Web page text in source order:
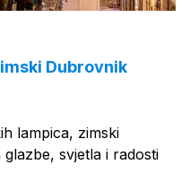
Dubrovnik
lampica, zimski
svjetla i radosti